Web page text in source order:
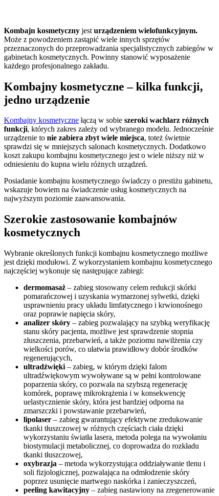
Kombajn kosmetyczny jest urządzeniem wielofunkcyjnym.
Może z powodzeniem zastąpić wiele innych sprzętów
przeznaczonych do przeprowadzania specjalistycznych zabiegów w
gabinetach kosmetycznych. Powinny stanowić wyposażenie
każdego profesjonalnego zakładu.
Kombajny kosmetyczne – kilka funkcji,
jedno urządzenie
Kombajny kosmetyczne łączą w sobie szeroki wachlarz różnych
funkcji, których zakres zależy od wybranego modelu. Jednocześnie
urządzenie to nie zabiera zbyt wiele miejsca, toteż świetnie
sprawdzi się w mniejszych salonach kosmetycznych. Dodatkowo
koszt zakupu kombajnu kosmetycznego jest o wiele niższy niż w
odniesieniu do kupna wielu różnych urządzeń.
Posiadanie kombajnu kosmetycznego świadczy o prestiżu gabinetu,
wskazuje bowiem na świadczenie usług kosmetycznych na
najwyższym poziomie zaawansowania.
Szerokie zastosowanie kombajnów
kosmetycznych
Wybranie określonych funkcji kombajnu kosmetycznego możliwe
jest dzięki modułowi. Z wykorzystaniem kombajnu kosmetycznego
najczęściej wykonuje się następujące zabiegi:
dermomasaż – zabieg stosowany celem redukcji skórki
pomarańczowej i uzyskania wymarzonej sylwetki, dzięki
usprawnieniu pracy układu limfatycznego i krwionośnego
oraz poprawie napięcia skóry,
analizer skóry – zabieg pozwalający na szybką weryfikację
stanu skóry pacjenta, możliwe jest sprawdzenie stopnia
złuszczenia, przebarwień, a także poziomu nawilżenia czy
wielkości porów, co ułatwia prawidłowy dobór środków
regenerujących,
ultradźwięki – zabieg, w którym dzięki falom
ultradźwiękowym wywoływane są w pełni kontrolowane
poparzenia skóry, co pozwala na szybszą regenerację
komórek, poprawę mikrokrążenia i w konsekwencję
uelastycznienie skóry, która jest bardziej odporna na
zmarszczki i powstawanie przebarwień,
lipolaser – zabieg gwarantujący efektywne zredukowanie
tkanki tłuszczowej w różnych częściach ciała dzięki
wykorzystaniu światła lasera, metoda polega na wywołaniu
biostymulacji metabolicznej, co doprowadza do rozkładu
tkanki tłuszczowej,
oxybrazja – metoda wykorzystująca oddziaływanie tlenu i
soli fizjologicznej, pozwalająca na odmłodzenie skóry
poprzez usunięcie martwego naskórka i zanieczyszczeń,
peeling kawitacyjny – zabieg nastawiony na zregenerowanie